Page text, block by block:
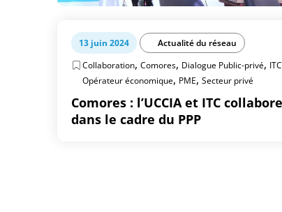
13 juin 2024
Actualité du réseau
Collaboration, Comores, Dialogue Public-privé, ITC
Opérateur économique, PME, Secteur privé
Comores : l’UCCIA et ITC
dans le cadre du PPP